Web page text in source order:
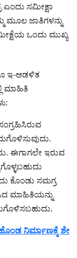
ಸಮೀಕ್ಷಾ
ಜಾತಿಗಳನ್ನು
ಒಂದು ಮುಖ್ಯ
ಇ-ಆಡಳಿತ
ಮಾಹಿತಿ
ಈಗಾಗಲೇ ಇರುವ
ಕೊಂಡು ಸಮಗ್ರ
ಮಾಹಿತಿಯನ್ನು
ನಿರ್ಮಾಣಕ್ಕೆ ಶೇ